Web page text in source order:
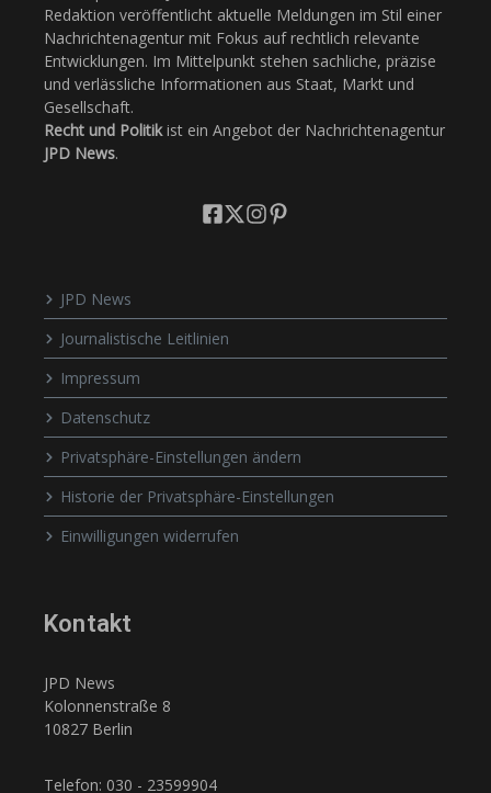
Redaktion veröffentlicht aktuelle Meldungen im Stil einer
Nachrichtenagentur mit Fokus auf rechtlich relevante
Entwicklungen. Im Mittelpunkt stehen sachliche, präzise
und verlässliche Informationen aus Staat, Markt und
Gesellschaft.
Recht und Politikist ein Angebot der Nachrichtenagentur
JPD News.
JPD News
Journalistische Leitlinien
Impressum
Datenschutz
Privatsphäre-Einstellungen ändern
Historie der Privatsphäre-Einstellungen
Einwilligungen widerrufen
Kontakt
JPD News
Kolonnenstraße 8
10827 Berlin
Telefon: 030 - 23599904